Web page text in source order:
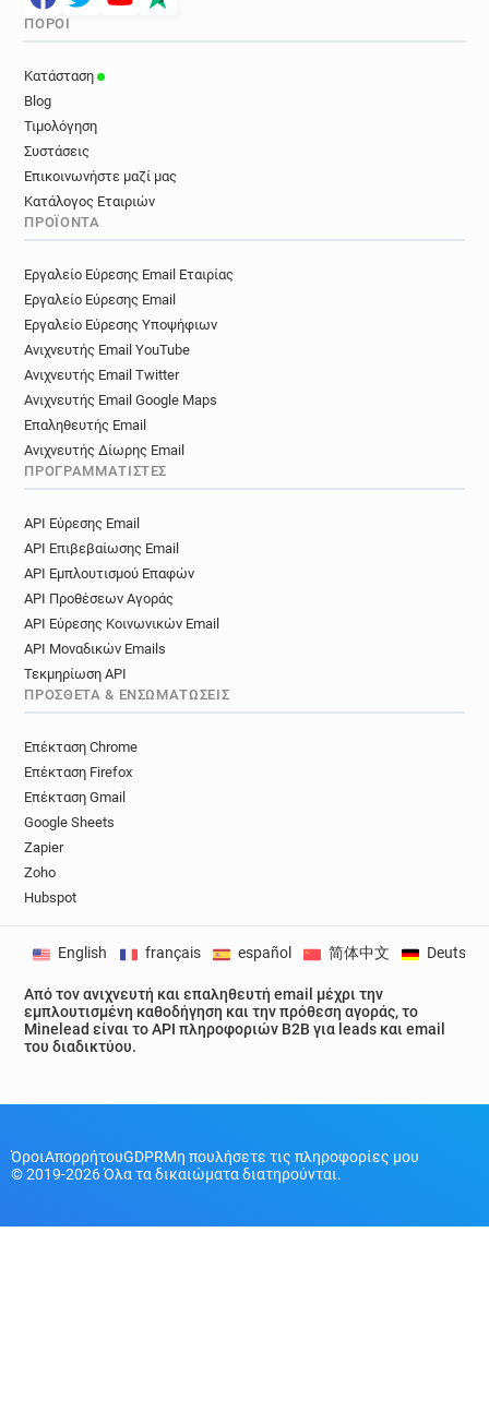
ΠΌΡΟΙ
Κατάσταση
Blog
Τιμολόγηση
Συστάσεις
Επικοινωνήστε μαζί μας
Κατάλογος Εταιριών
ΠΡΟΪΌΝΤΑ
Εργαλείο Εύρεσης Email Εταιρίας
Εργαλείο Εύρεσης Email
Εργαλείο Εύρεσης Υποψήφιων
Ανιχνευτής Email YouTube
Ανιχνευτής Email Twitter
Ανιχνευτής Email Google Maps
Επαληθευτής Email
Ανιχνευτής Δίωρης Email
ΠΡΟΓΡΑΜΜΑΤΙΣΤΈΣ
API Εύρεσης Email
API Επιβεβαίωσης Email
API Εμπλουτισμού Επαφών
API Προθέσεων Αγοράς
API Εύρεσης Κοινωνικών Email
API Μοναδικών Emails
Τεκμηρίωση API
ΠΡΌΣΘΕΤΑ & ΕΝΣΩΜΑΤΏΣΕΙΣ
Επέκταση Chrome
Επέκταση Firefox
Επέκταση Gmail
Google Sheets
Zapier
Zoho
Hubspot
Από τον ανιχνευτή και επαληθευτή email μέχρι την
εμπλουτισμένη καθοδήγηση και την πρόθεση αγοράς, το
Minelead είναι το API πληροφοριών B2B για leads και email
του διαδικτύου.
English français español 简体中文 Deutsch
ΌροιΑπορρήτουGDPRΜη πουλήσετε τις πληροφορίες μου
© 2019-2026 Όλα τα δικαιώματα διατηρούνται.